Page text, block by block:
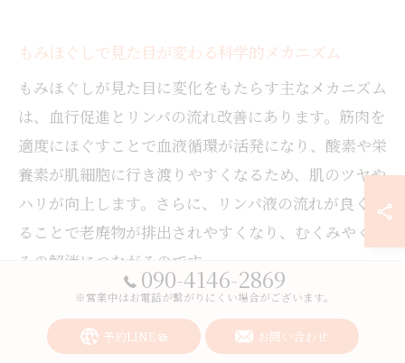
もみほぐしで見た目が変わる科学的メカニズム
もみほぐしが見た目に変化をもたらす主なメカニズム
は、血行促進とリンパの流れ改善にあります。筋肉を
適度にほぐすことで血液循環が活発になり、酸素や栄
養素が肌細胞に行き渡りやすくなるため、肌のツヤや
ハリが向上します。さらに、リンパ液の流れが良くな
ることで老廃物が排出されやすくなり、むくみやくす
みの解消につながるのです。
また、筋肉の緊張が緩和されることで表情筋の動きが
スムーズになり、顔のリフトアップ効果も期待できま
す。例えば、顔のもみほぐしを定期的に行うことで、
090-4146-2869
※営業中はお電話が繋がりにくい場合がございます。
予約LINE お問い合わせ